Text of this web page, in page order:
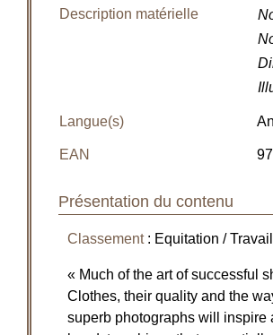
Description matérielle
Langue(s)
EAN
Présentation du contenu
Classement: Equitation /
« Much of the art of successful
Clothes, their quality and the
superb photographs will